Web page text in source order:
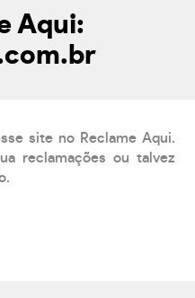
Aqui:
site no Reclame Aqui.
reclamações ou talvez